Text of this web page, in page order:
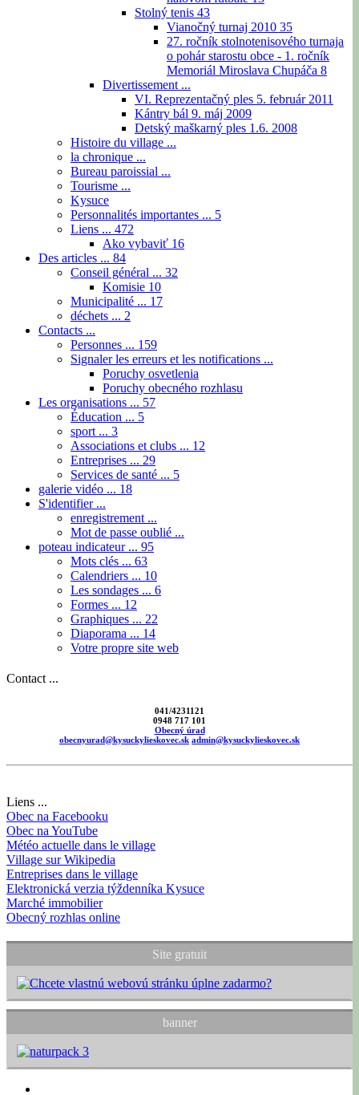
Stolný tenis 43
Vianočný turnaj 2010 35
27. ročník stolnotenisového turnaja
o pohár starostu obce - 1. ročník
Memoriál Miroslava Chupáča 8
Divertissement ...
VI. Reprezentačný ples 5. február 2011
Kántry bál 9. máj 2009
Detský maškarný ples 1.6. 2008
Histoire du village ...
la chronique ...
Bureau paroissial ...
Tourisme ...
Kysuce
Personnalités importantes ... 5
Liens ... 472
Ako vybaviť 16
Des articles ... 84
Conseil général ... 32
Komisie 10
Municipalité ... 17
déchets ... 2
Contacts ...
Personnes ... 159
Signaler les erreurs et les notifications ...
Poruchy osvetlenia
Poruchy obecného rozhlasu
Les organisations ... 57
Éducation ... 5
sport ... 3
Associations et clubs ... 12
Entreprises ... 29
Services de santé ... 5
galerie vidéo ... 18
S'identifier ...
enregistrement ...
Mot de passe oublié ...
poteau indicateur ... 95
Mots clés ... 63
Calendriers ... 10
Les sondages ... 6
Formes ... 12
Graphiques ... 22
Diaporama ... 14
Votre propre site web
Contact ...
041/4231121
0948 717 101
Obecný úrad
obecnyurad@kysuckylieskovec.sk admin@kysuckylieskovec.sk
Liens ...
Obec na Facebooku
Obec na YouTube
Météo actuelle dans le village
Village sur Wikipedia
Entreprises dans le village
Elektronická verzia týždenníka Kysuce
Marché immobilier
Obecný rozhlas online
Site gratuit
banner